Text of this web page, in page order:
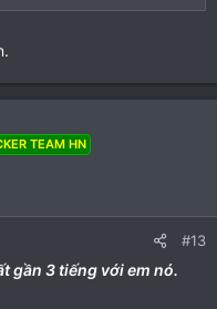
TEAM HN
#13
gần 3 tiếng với em nó.